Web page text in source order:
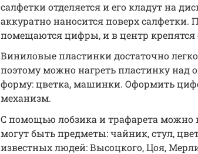
салфетки отделяется и его кладут на
аккуратно наносится поверх салфетки.
помещаются цифры, и в центр крепятся
Виниловые пластинки достаточно
поэтому можно нагреть пластинку над
форму: цветка, машинки. Оформить
механизм.
С помощью лобзика и трафарета можно
могут быть предметы: чайник, стул,
известных людей: Высоцкого, Цоя,